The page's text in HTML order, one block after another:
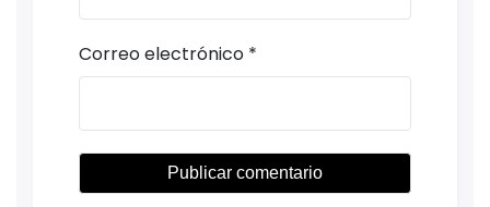
Correo electrónico *